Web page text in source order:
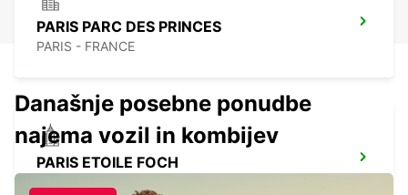
PARIS PARC DES PRINCES
PARIS - FRANCE
PARIS ETOILE FOCH
Današnje posebne ponudbe
najema vozil in kombijev